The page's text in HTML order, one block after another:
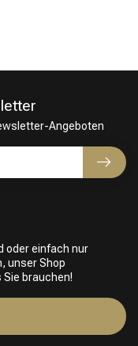
oder einfach nur
unser Shop
brauchen!
Angeboten